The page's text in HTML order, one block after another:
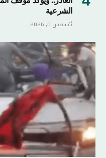
الشرعية
أغسطس 6, 2026